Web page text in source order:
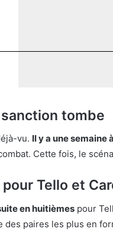
tombe
vu. Il y a une semaine
Cette fois, le
Tello et
en huitièmes pour
des paires les plus en